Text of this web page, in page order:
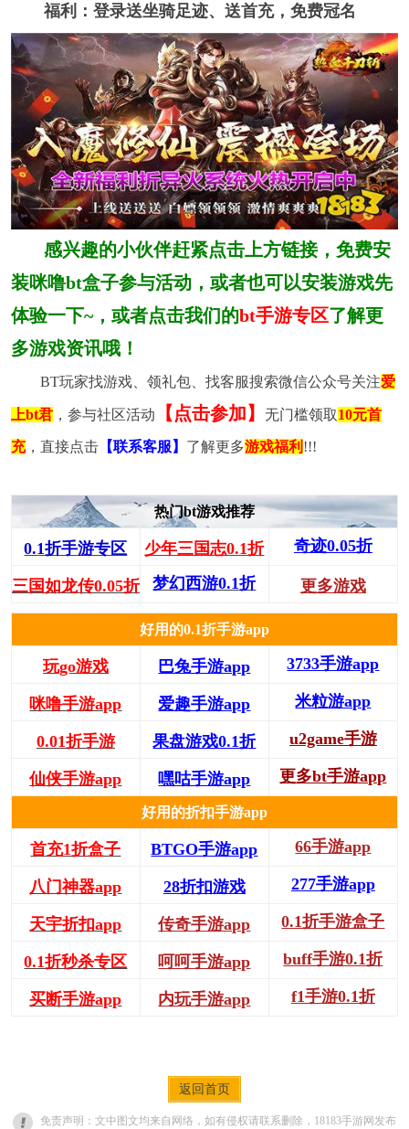
福利：登录送坐骑足迹、送首充，免费冠名
感兴趣的小伙伴赶紧点击上方链接，免费安
装咪噜bt盒子参与活动，或者也可以安装游戏先
体验一下~，或者点击我们的bt手游专区了解更
多游戏资讯哦！
BT玩家找游戏、领礼包、找客服搜索微信公众号关注爱
上bt君，参与社区活动 【点击参加】 无门槛领取10元首
充，直接点击【联系客服】 了解更多游戏福利 !!!
热门bt游戏推荐
0.1折手游专区 少年三国志0.1折 奇迹0.05折
三国如龙传0.05折 梦幻西游0.1折 更多游戏
好用的0.1折手游app
玩go游戏 巴兔手游app 3733手游app
咪噜手游app 爱趣手游app 米粒游app
0.01折手游 果盘游戏0.1折 u2game手游
仙侠手游app 嘿咕手游app 更多bt手游app
好用的折扣手游app
首充1折盒子 BTGO手游app 66手游app
八门神器app 28折扣游戏 277手游app
天宇折扣app 传奇手游app 0.1折手游盒子
0.1折秒杀专区 呵呵手游app buff手游0.1折
买断手游app 内玩手游app f1手游0.1折
返回首页
免责声明：文中图文均来自网络，如有侵权请联系删除，18183手游网发布